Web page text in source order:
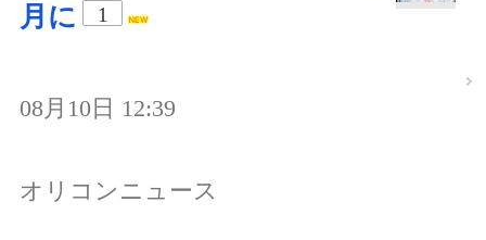
月に
1
08月10日 12:39
オリコンニュース